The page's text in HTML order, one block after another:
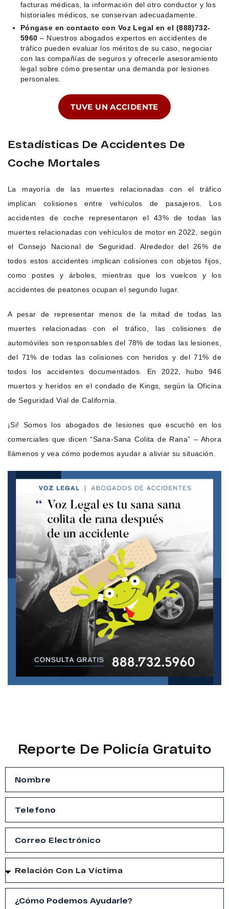
facturas médicas, la información del otro conductor y los
historiales médicos, se conservan adecuadamente.
Póngase en contacto con Voz Legal en el (888)732-
5960 – Nuestros abogados expertos en accidentes de
tráfico pueden evaluar los méritos de su caso, negociar
con las compañías de seguros y ofrecerle asesoramiento
legal sobre cómo presentar una demanda por lesiones
personales.
TUVE UN ACCIDENTE
Estadísticas De Accidentes De
Coche Mortales
La mayoría de las muertes relacionadas con el tráfico
implican colisiones entre vehículos de pasajeros. Los
accidentes de coche representaron el 43% de todas las
muertes relacionadas con vehículos de motor en 2022, según
el Consejo Nacional de Seguridad. Alrededor del 26% de
todos estos accidentes implican colisiones con objetos fijos,
como postes y árboles, mientras que los vuelcos y los
accidentes de peatones ocupan el segundo lugar.
A pesar de representar menos de la mitad de todas las
muertes relacionadas con el tráfico, las colisiones de
automóviles son responsables del 78% de todas las lesiones,
del 71% de todas las colisiones con heridos y del 71% de
todos los accidentes documentados. En 2022, hubo 946
muertos y heridos en el condado de Kings, según la Oficina
de Seguridad Vial de California.
¡Si! Somos los abogados de lesiones que escuchó en los
comerciales que dicen “Sana-Sana Colita de Rana” – Ahora
llámenos y vea cómo podemos ayudar a aliviar su situación.
Reporte De Policía Gratuito